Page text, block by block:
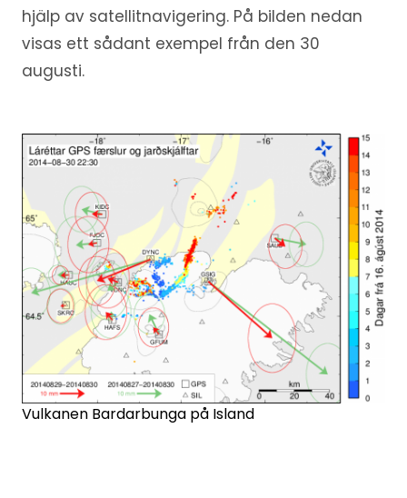
hjälp av satellitnavigering. På bilden nedan
visas ett sådant exempel från den 30
augusti.
Vulkanen Bardarbunga på Island